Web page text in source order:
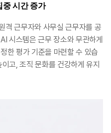
중 시간 증가
격 근무자와 사무실 근무자를 공
시스템은 근무 장소와 무관하게
한 평가 기준을 마련할 수 있습
고, 조직 문화를 건강하게 유지